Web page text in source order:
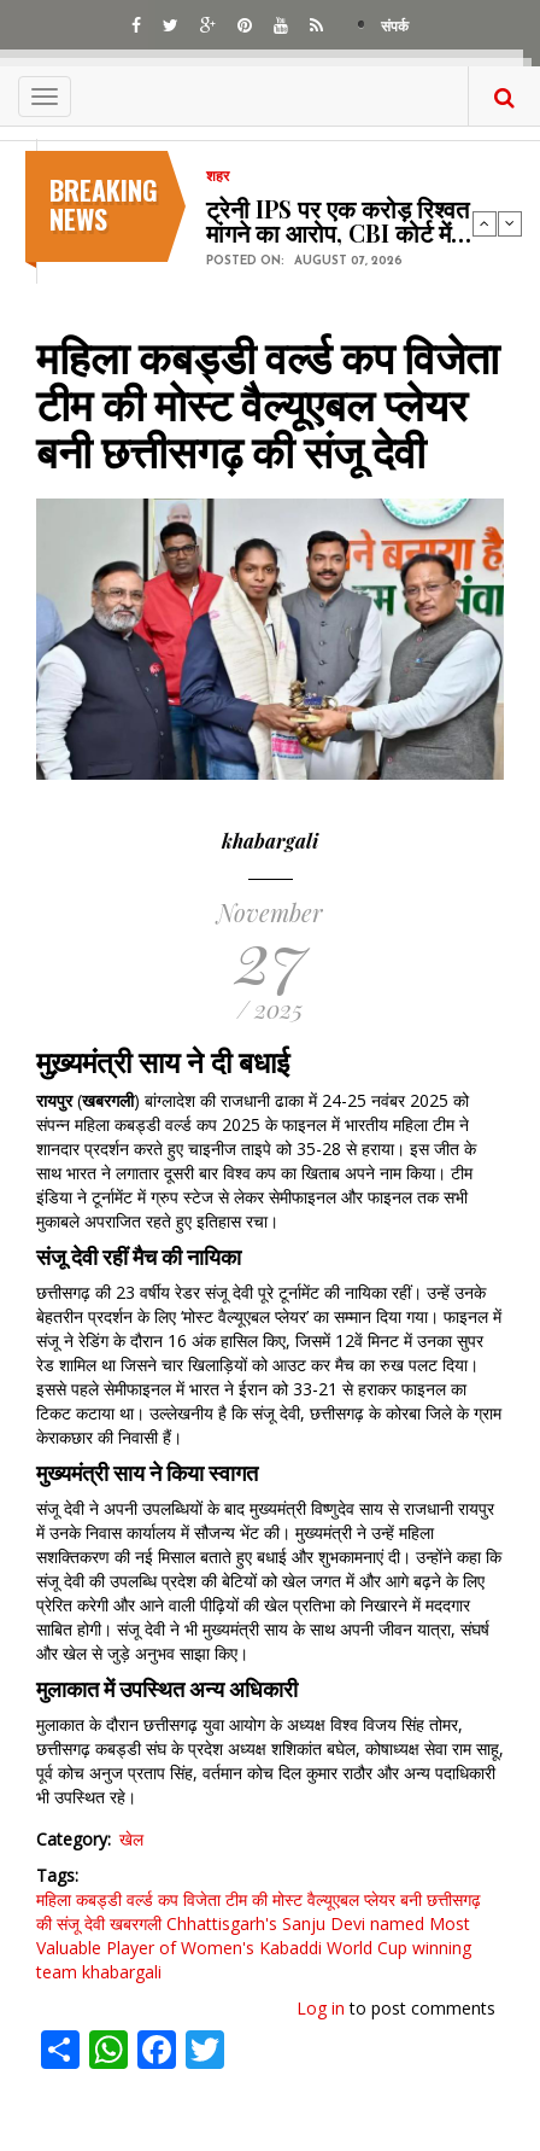
main
content
संपर्क
Toggle
navigation
BREAKING
NEWS
शहर
ट्रेनी IPS पर एक करोड़ रिश्वत
मांगने का आरोप, CBI कोर्ट में…
POSTED ON: AUGUST 07, 2026
महिला कबड्डी वर्ल्ड कप विजेता
टीम की मोस्ट वैल्यूएबल प्लेयर
बनी छत्तीसगढ़ की संजू देवी
khabargali
November
27
/ 2025
मुख़्यमंत्री साय ने दी बधाई
रायपुर(खबरगली) बांग्लादेश की राजधानी ढाका में 24-25 नवंबर 2025 को
संपन्न महिला कबड्डी वर्ल्ड कप 2025 के फाइनल में भारतीय महिला टीम ने
शानदार प्रदर्शन करते हुए चाइनीज ताइपे को 35-28 से हराया। इस जीत के
साथ भारत ने लगातार दूसरी बार विश्व कप का खिताब अपने नाम किया। टीम
इंडिया ने टूर्नामेंट में ग्रुप स्टेज से लेकर सेमीफाइनल और फाइनल तक सभी
मुकाबले अपराजित रहते हुए इतिहास रचा।
संजू देवी रहीं मैच की नायिका
छत्तीसगढ़ की 23 वर्षीय रेडर संजू देवी पूरे टूर्नामेंट की नायिका रहीं। उन्हें उनके
बेहतरीन प्रदर्शन के लिए ‘मोस्ट वैल्यूएबल प्लेयर’ का सम्मान दिया गया। फाइनल में
संजू ने रेडिंग के दौरान 16 अंक हासिल किए, जिसमें 12वें मिनट में उनका सुपर
रेड शामिल था जिसने चार खिलाड़ियों को आउट कर मैच का रुख पलट दिया।
इससे पहले सेमीफाइनल में भारत ने ईरान को 33-21 से हराकर फाइनल का
टिकट कटाया था। उल्लेखनीय है कि संजू देवी, छत्तीसगढ़ के कोरबा जिले के ग्राम
केराकछार की निवासी हैं।
मुख्यमंत्री साय ने किया स्वागत
संजू देवी ने अपनी उपलब्धियों के बाद मुख्यमंत्री विष्णुदेव साय से राजधानी रायपुर
में उनके निवास कार्यालय में सौजन्य भेंट की। मुख्यमंत्री ने उन्हें महिला
सशक्तिकरण की नई मिसाल बताते हुए बधाई और शुभकामनाएं दी। उन्होंने कहा कि
संजू देवी की उपलब्धि प्रदेश की बेटियों को खेल जगत में और आगे बढ़ने के लिए
प्रेरित करेगी और आने वाली पीढ़ियों की खेल प्रतिभा को निखारने में मददगार
साबित होगी। संजू देवी ने भी मुख्यमंत्री साय के साथ अपनी जीवन यात्रा, संघर्ष
और खेल से जुड़े अनुभव साझा किए।
मुलाकात में उपस्थित अन्य अधिकारी
मुलाकात के दौरान छत्तीसगढ़ युवा आयोग के अध्यक्ष विश्व विजय सिंह तोमर,
छत्तीसगढ़ कबड्डी संघ के प्रदेश अध्यक्ष शशिकांत बघेल, कोषाध्यक्ष सेवा राम साहू,
पूर्व कोच अनुज प्रताप सिंह, वर्तमान कोच दिल कुमार राठौर और अन्य पदाधिकारी
भी उपस्थित रहे।
Category खेल
Tags
महिला कबड्डी वर्ल्ड कप विजेता टीम की मोस्ट वैल्यूएबल प्लेयर बनी छत्तीसगढ़
की संजू देवी खबरगली Chhattisgarh's Sanju Devi named Most
Valuable Player of Women's Kabaddi World Cup winning
team khabargali
Log in to post comments
ShareWhatsApp
Facebook